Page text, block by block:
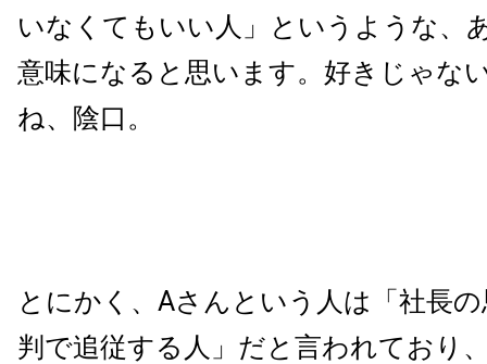
いなくてもいい人」というような、
意味になると思います。好きじゃな
ね、陰口。
とにかく、Aさんという人は「社長
判で追従する人」だと言われており